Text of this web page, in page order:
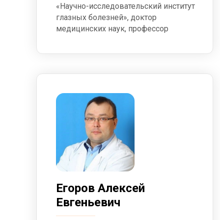
«Научно-исследовательский институт
глазных болезней», доктор
медицинских наук, профессор
Егоров Алексей
Евгеньевич